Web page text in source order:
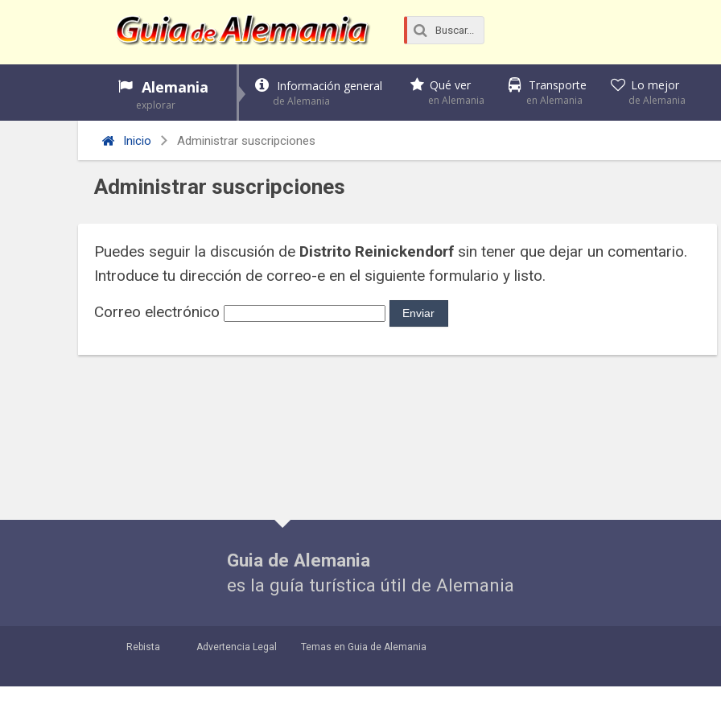
Alemania
explorar
Información general
de Alemania
Qué ver
en Alemania
Transporte
en Alemania
Lo mejor
de Alemania
Inicio Administrar suscripciones
Administrar suscripciones
Puedes seguir la discusión de Distrito Reinickendorf sin tener que dejar un comentario.
Introduce tu dirección de correo-e en el siguiente formulario y listo.
Correo electrónico
Guia de Alemania
es la guía turística útil de Alemania
Rebista Advertencia Legal Temas en Guia de Alemania